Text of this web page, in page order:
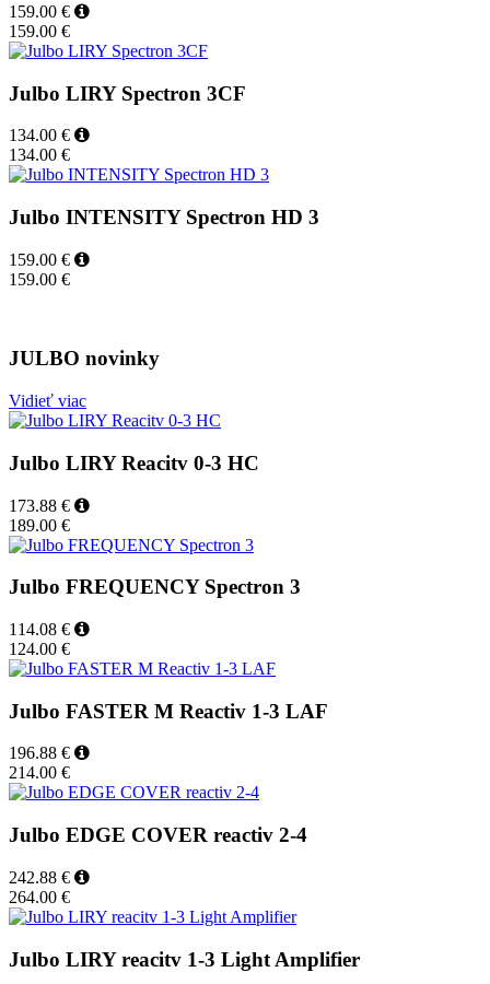
159.00 €
159.00 €
Julbo LIRY Spectron 3CF
134.00 €
134.00 €
Julbo INTENSITY Spectron HD 3
159.00 €
159.00 €
JULBO novinky
Vidieť viac
Julbo LIRY Reacitv 0-3 HC
173.88 €
189.00 €
Julbo FREQUENCY Spectron 3
114.08 €
124.00 €
Julbo FASTER M Reactiv 1-3 LAF
196.88 €
214.00 €
Julbo EDGE COVER reactiv 2-4
242.88 €
264.00 €
Julbo LIRY reacitv 1-3 Light Amplifier